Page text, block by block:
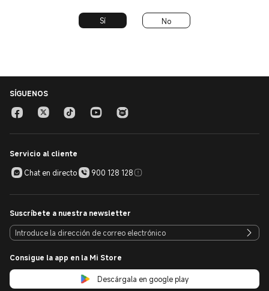
Sí No
SÍGUENOS
Servicio al cliente
Chat en directo
900 128 128
Suscríbete a nuestra newsletter
Consigue la app en la Mi Store
Descárgala en google play